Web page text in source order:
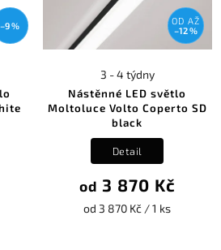
–9 % OD AŽ
–12 %
Nástěnné LED světlo
Moltoluce Volto Coperto SD
black
3 - 4 týdny
od 3 870 Kč
od 3 870 Kč / 1 ks
Detail